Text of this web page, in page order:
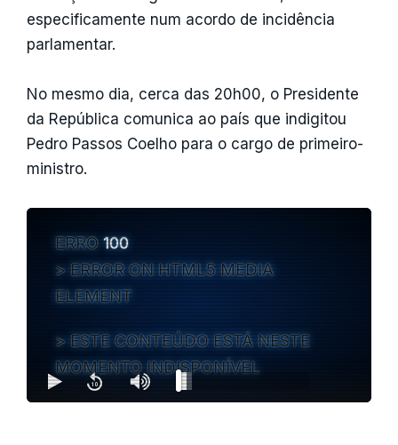
especificamente num acordo de incidência
parlamentar.
No mesmo dia, cerca das 20h00, o Presidente
da República comunica ao país que indigitou
Pedro Passos Coelho para o cargo de primeiro-
ministro.
ERRO 100
ERROR ON HTML5 MEDIA
ELEMENT
ESTE CONTEÚDO ESTÁ NESTE
MOMENTO INDISPONÍVEL